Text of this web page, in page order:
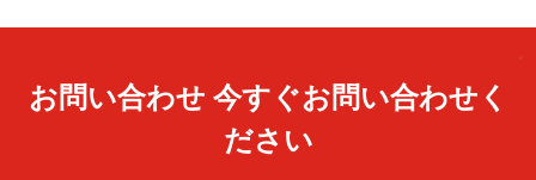
お問い合わせ 今すぐお問い合わせく
ださい